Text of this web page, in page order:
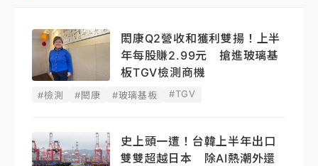
閎康Q2營收和獲利雙揚！上半
年每股賺2.99元 搶進玻璃基
板TGV檢測商機
#檢測 #閎康 #玻璃基板 #TGV
史上頭一遭！台韓上半年出口
雙雙超越日本 除AI熱潮外還